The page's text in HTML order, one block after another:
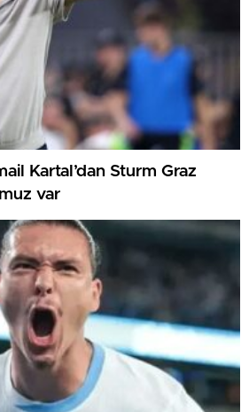
Kartal’dan Sturm Graz
var